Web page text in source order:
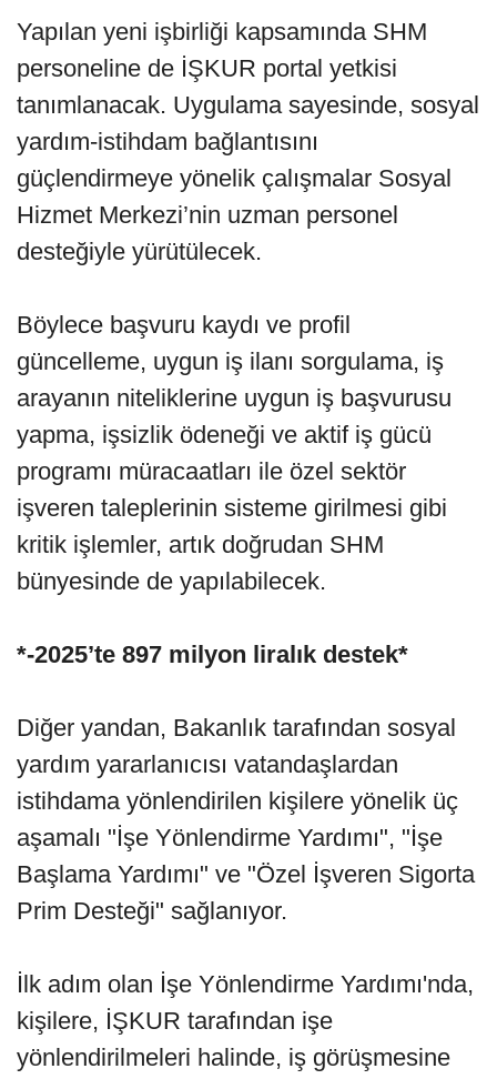
Yapılan yeni işbirliği kapsamında SHM
personeline de İŞKUR portal yetkisi
tanımlanacak. Uygulama sayesinde, sosyal
yardım-istihdam bağlantısını
güçlendirmeye yönelik çalışmalar Sosyal
Hizmet Merkezi’nin uzman personel
desteğiyle yürütülecek.
Böylece başvuru kaydı ve profil
güncelleme, uygun iş ilanı sorgulama, iş
arayanın niteliklerine uygun iş başvurusu
yapma, işsizlik ödeneği ve aktif iş gücü
programı müracaatları ile özel sektör
işveren taleplerinin sisteme girilmesi gibi
kritik işlemler, artık doğrudan SHM
bünyesinde de yapılabilecek.
*-2025’te 897 milyon liralık destek*
Diğer yandan, Bakanlık tarafından sosyal
yardım yararlanıcısı vatandaşlardan
istihdama yönlendirilen kişilere yönelik üç
aşamalı "İşe Yönlendirme Yardımı", "İşe
Başlama Yardımı" ve "Özel İşveren Sigorta
Prim Desteği" sağlanıyor.
İlk adım olan İşe Yönlendirme Yardımı'nda,
kişilere, İŞKUR tarafından işe
yönlendirilmeleri halinde, iş görüşmesine